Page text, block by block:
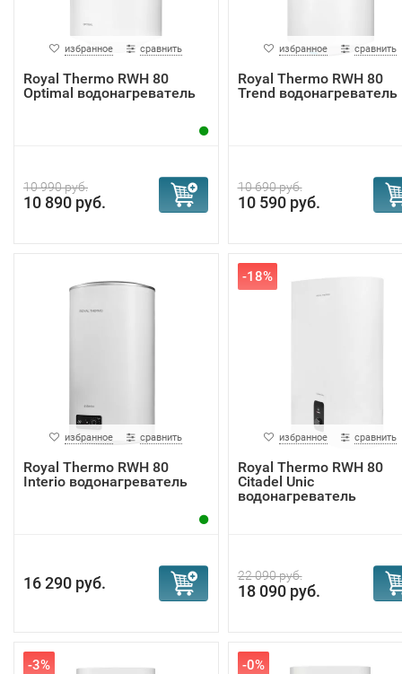
избранное сравнить
Royal Thermo RWH 80
Optimal водонагреватель
10 990 руб.
10 890 руб.
избранное сравнить
Royal Thermo RWH 80
Trend водонагреватель
10 690 руб.
10 590 руб.
избранное сравнить
Royal Thermo RWH 80
Interio водонагреватель
16 290 руб.
-18%
избранное сравнить
Royal Thermo RWH 80
Citadel Unic
водонагреватель
22 090 руб.
18 090 руб.
-3% -0%